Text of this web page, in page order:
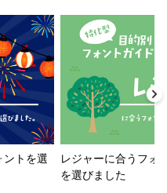
ントを選
レジャーに合うフォ
を選びました